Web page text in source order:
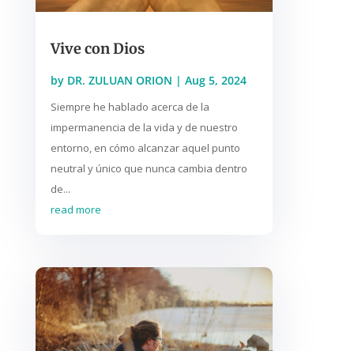
Vive con Dios
by DR. ZULUAN ORION | Aug 5, 2024
Siempre he hablado acerca de la
impermanencia de la vida y de nuestro
entorno, en cómo alcanzar aquel punto
neutral y único que nunca cambia dentro
de...
read more